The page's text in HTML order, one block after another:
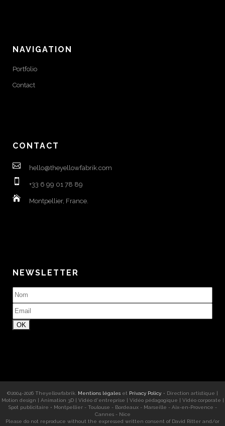
NAVIGATION
Portfolio
Contact
CONTACT
hello@theyellowfabrik.com
+33 6 99 01 78 89
Montpellier, France.
NEWSLETTER
©2004-2026 Theyellowfabrik Mentions légales et Privacy Policy. • Direction artistique |
Motion design | Animation 3D| Vidéo d'entreprise | Vidéo pédagogique | Vidéo corporate |
Spot publicitaire • Montpellier - Toulouse - Bordeaux - Marseille - Aix-en-Provence -
Cannes - Nice
Please do not reproduce without the expressed written consent of David Ritter and/or